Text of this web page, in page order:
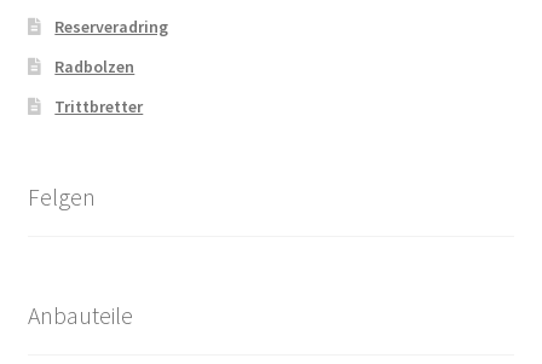
Reserveradring
Radbolzen
Trittbretter
Felgen
Anbauteile